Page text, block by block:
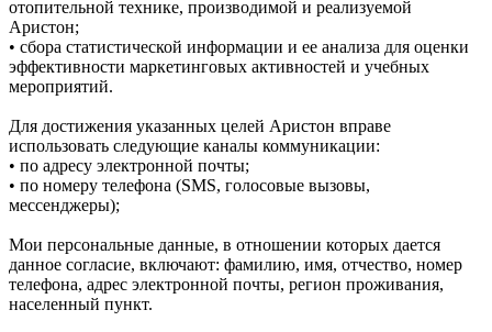
отопительной технике, производимой и реализуемой
Аристон;
• сбора статистической информации и ее анализа для оценки
эффективности маркетинговых активностей и учебных
мероприятий.
Для достижения указанных целей Аристон вправе
использовать следующие каналы коммуникации:
• по адресу электронной почты;
• по номеру телефона (SMS, голосовые вызовы,
мессенджеры);
Мои персональные данные, в отношении которых дается
данное согласие, включают: фамилию, имя, отчество, номер
телефона, адрес электронной почты, регион проживания,
населенный пункт.